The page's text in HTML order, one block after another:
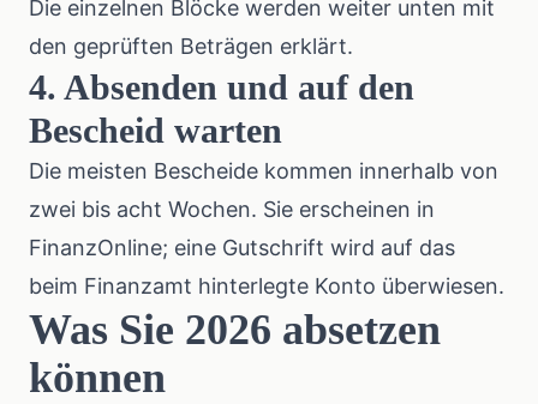
Die einzelnen Blöcke werden weiter unten mit
den geprüften Beträgen erklärt.
4. Absenden und auf den
Bescheid warten
Die meisten Bescheide kommen innerhalb von
zwei bis acht Wochen. Sie erscheinen in
FinanzOnline; eine Gutschrift wird auf das
beim Finanzamt hinterlegte Konto überwiesen.
Was Sie 2026 absetzen
können